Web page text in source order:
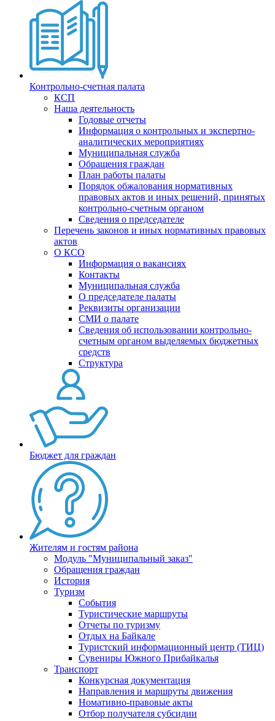
Контрольно-счетная палата
КСП
Наша деятельность
Годовые отчеты
Информация о контрольных и экспертно-
аналитических мероприятиях
Муниципальная служба
Обращения граждан
План работы палаты
Порядок обжалования нормативных
правовых актов и иных решений, принятых
контрольно-счетным органом
Сведения о председателе
Перечень законов и иных нормативных правовых
актов
О КСО
Информация о вакансиях
Контакты
Муниципальная служба
О председателе палаты
Реквизиты организации
СМИ о палате
Сведения об использовании контрольно-
счетным органом выделяемых бюджетных
средств
Структура
Бюджет для граждан
Жителям и гостям района
Модуль "Муниципальный заказ"
Обращения граждан
История
Туризм
События
Туристические маршруты
Отчеты по туризму
Отдых на Байкале
Туристский информационный центр (ТИЦ)
Сувениры Южного Прибайкалья
Транспорт
Конкурсная документация
Направления и маршруты движения
Номативно-правовые акты
Отбор получателя субсидии